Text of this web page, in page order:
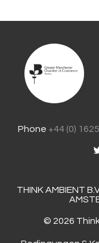
Phone +44 (0)
THINK AMBIENT
© 2026